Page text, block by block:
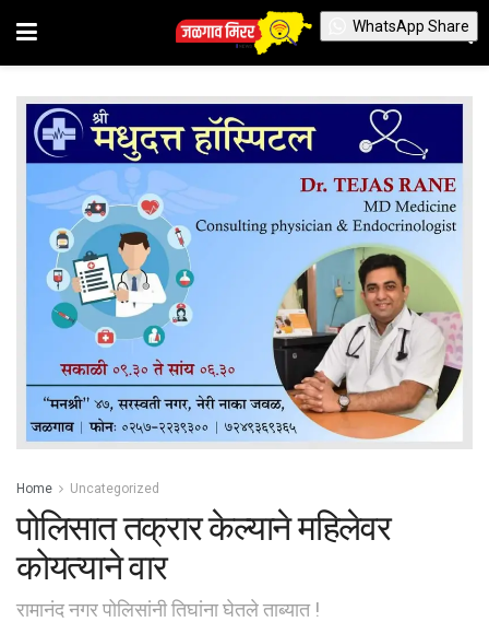
Home Uncategorized
पोलिसात तक्रार केल्याने महिलेवर
कोयत्याने वार
रामानंद नगर पोलिसांनी तिघांना घेतले ताब्यात !
WhatsApp Share